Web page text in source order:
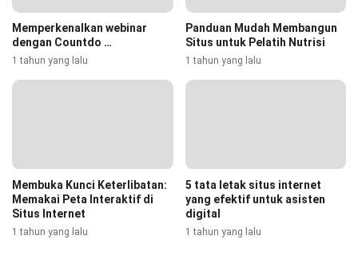
Memperkenalkan webinar
dengan Countdo …
1 tahun yang lalu
Panduan Mudah Membangun
Situs untuk Pelatih Nutrisi
1 tahun yang lalu
Membuka Kunci Keterlibatan:
Memakai Peta Interaktif di
Situs Internet
1 tahun yang lalu
5 tata letak situs internet
yang efektif untuk asisten
digital
1 tahun yang lalu